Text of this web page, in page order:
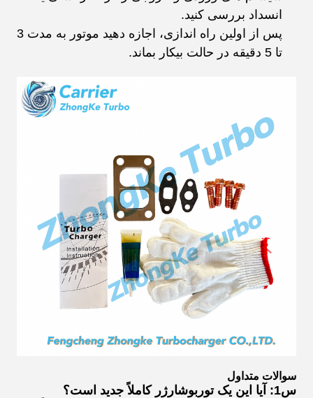
انسداد بررسی کنید.
پس از اولین راه اندازی، اجازه دهید موتور به مدت 3
تا 5 دقیقه در حالت بیکار بماند.
سوالات متداول
س1: آیا این یک توربوشارژر کاملاً جدید است؟